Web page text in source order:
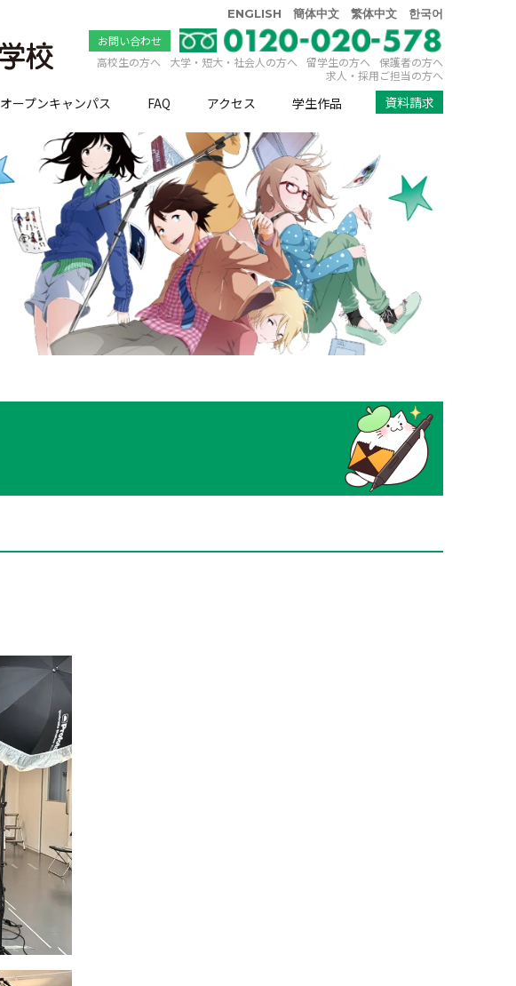
ENGLISH 簡体中文 繁体中文 한국어
お問い合わせ
高校生の方へ
大学・短大・社会人の方へ 留学生の方へ
保護者の方へ
求人・採用ご担当の方へ
オープンキャンパス FAQ アクセス 学生作品 資料請求